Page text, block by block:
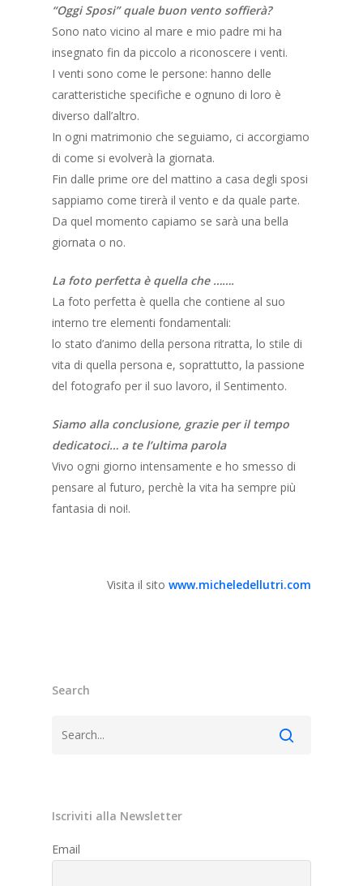
“Oggi Sposi” quale buon vento soffierà?
Sono nato vicino al mare e mio padre mi ha
insegnato fin da piccolo a riconoscere i venti.
I venti sono come le persone: hanno delle
caratteristiche specifiche e ognuno di loro è
diverso dall’altro.
In ogni matrimonio che seguiamo, ci accorgiamo
di come si evolverà la giornata.
Fin dalle prime ore del mattino a casa degli sposi
sappiamo come tirerà il vento e da quale parte.
Da quel momento capiamo se sarà una bella
giornata o no.
La foto perfetta è quella che …….
La foto perfetta è quella che contiene al suo
interno tre elementi fondamentali:
lo stato d’animo della persona ritratta, lo stile di
vita di quella persona e, soprattutto, la passione
del fotografo per il suo lavoro, il Sentimento.
Siamo alla conclusione, grazie per il tempo
dedicatoci… a te l’ultima parola
Vivo ogni giorno intensamente e ho smesso di
pensare al futuro, perchè la vita ha sempre più
fantasia di noi!.
Visita il sito www.micheledellutri.com
Search
Iscriviti alla Newsletter
Email